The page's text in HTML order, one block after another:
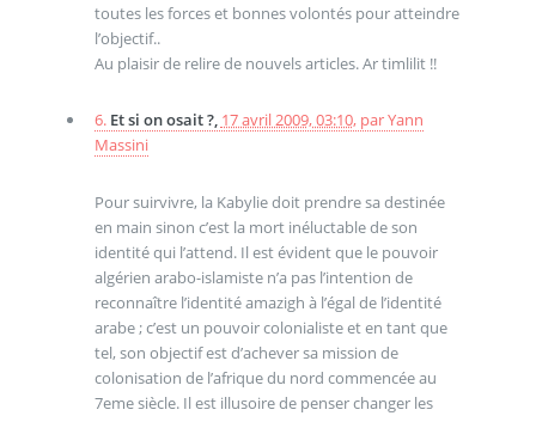
toutes les forces et bonnes volontés pour atteindre
l’objectif..
Au plaisir de relire de nouvels articles. Ar timlilit !!
6. Et si on osait ?, 17 avril 2009, 03:10, parYann
Massini
Pour suirvivre, la Kabylie doit prendre sa destinée
en main sinon c’est la mort inéluctable de son
identité qui l’attend. Il est évident que le pouvoir
algérien arabo-islamiste n’a pas l’intention de
reconnaître l’identité amazigh à l’égal de l’identité
arabe ; c’est un pouvoir colonialiste et en tant que
tel, son objectif est d’achever sa mission de
colonisation de l’afrique du nord commencée au
7eme siècle. Il est illusoire de penser changer les